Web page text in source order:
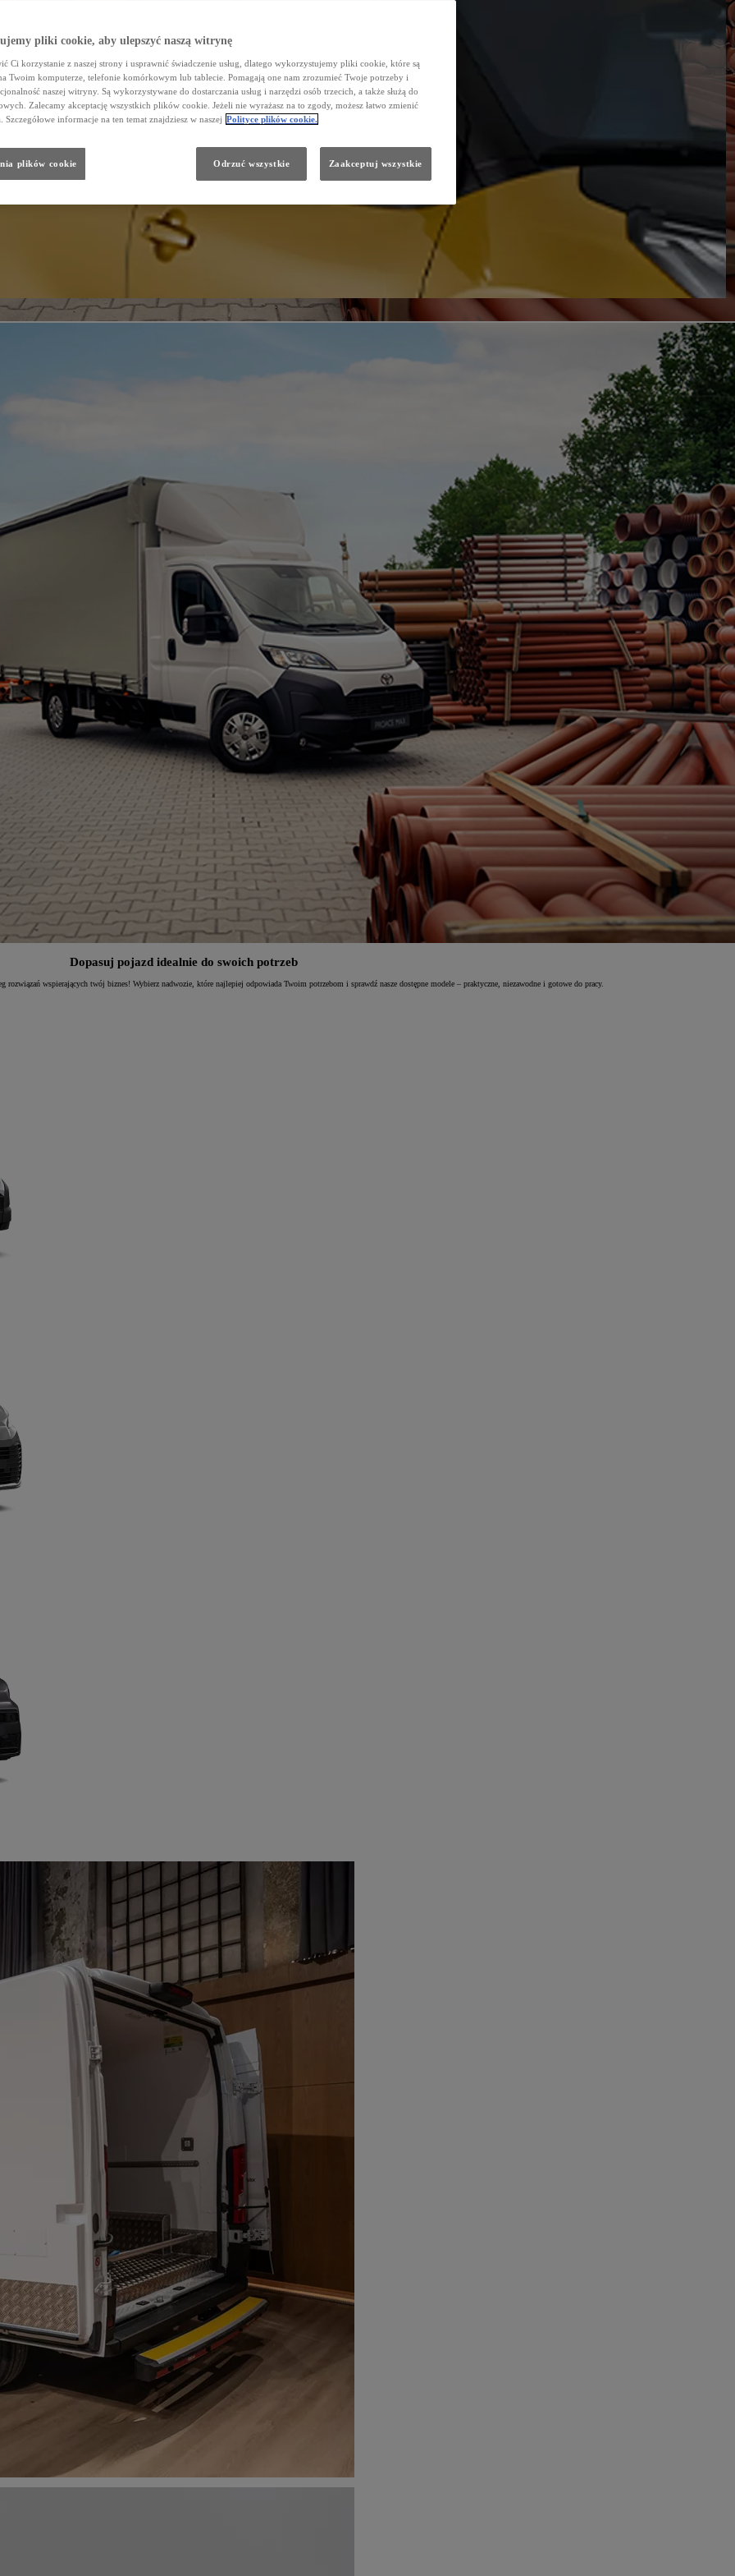
Dopasuj pojazd idealnie do swoich potrzeb
wspierających twój biznes! Wybierz nadwozie, które najlepiej odpowiada Twoim potrzebom i sprawdź nasze dostępne modele – praktyczne, niezawodne i gotowe do pracy.
pliki cookie, aby ulepszyć naszą witrynę
Ci korzystanie z naszej strony i usprawnić świadczenie usług, dlatego wykorzystujemy pliki cookie, które są
Twoim komputerze, telefonie komórkowym lub tablecie. Pomagają one nam zrozumieć Twoje potrzeby i
naszej witryny. Są wykorzystywane do dostarczania usług i narzędzi osób trzecich, a także służą do
Zalecamy akceptację wszystkich plików cookie. Jeżeli nie wyrażasz na to zgody, możesz łatwo zmienić
Szczegółowe informacje na ten temat znajdziesz w naszej Polityce plików cookie.
Odrzuć wszystkie Zaakceptuj wszystkie
plików cookie